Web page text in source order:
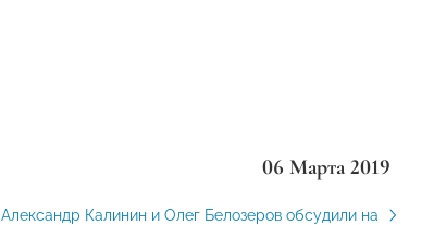
06 Марта 2019
Александр Калинин и Олег Белозеров обсудили на